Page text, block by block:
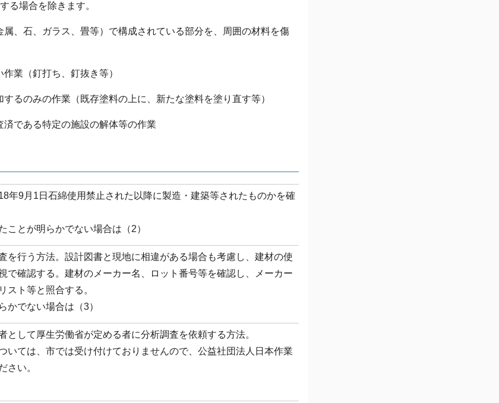
る場合を除きます。
、石、ガラス、畳等）で構成されている部分を、周囲の材料を傷
業（釘打ち、釘抜き等）
るのみの作業（既存塗料の上に、新たな塗料を塗り直す等）
済である特定の施設の解体等の作業
年9月1日石綿使用禁止された以降に製造・建築等されたものかを確
とが明らかでない場合は（2）
を行う方法。設計図書と現地に相違がある場合も考慮し、建材の使
で確認する。建材のメーカー名、ロット番号等を確認し、メーカー
スト等と照合する。
かでない場合は（3）
として厚生労働省が定める者に分析調査を依頼する方法。
いては、市では受け付けておりませんので、公益社団法人日本作業
さい。